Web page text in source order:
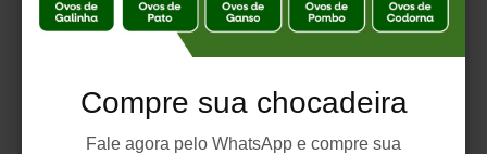
Compre sua chocadeira
Fale agora pelo WhatsApp e compre sua